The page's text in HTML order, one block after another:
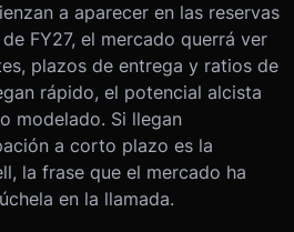
a aparecer en las reservas
FY27, el mercado querrá ver
plazos de entrega y ratios de
rápido, el potencial alcista
modelado. Si llegan
a corto plazo es la
la frase que el mercado ha
en la llamada.